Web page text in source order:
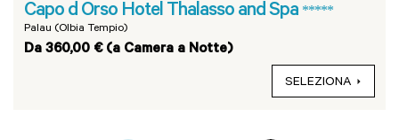
Capo d Orso Hotel Thalasso and Spa *****
Palau (Olbia Tempio)
Da 360,00 € (a Camera a Notte)
SELEZIONA